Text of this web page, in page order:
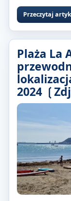
Przeczytaj
Plaża La
2024